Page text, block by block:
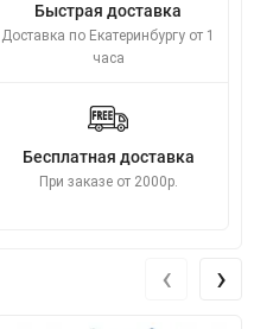
Быстрая доставка
Доставка по Екатеринбургу от 1
часа
Бесплатная доставка
При заказе от 2000р.
‹ ›